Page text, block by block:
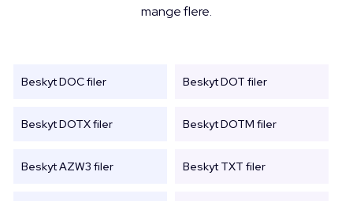
mange flere.
Beskyt DOC filer Beskyt DOT filer
Beskyt DOTX filer Beskyt DOTM filer
Beskyt AZW3 filer Beskyt TXT filer